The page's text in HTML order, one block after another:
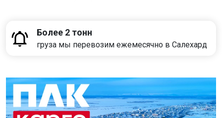
Более 2 тонн
груза мы перевозим ежемесячно в Салехард